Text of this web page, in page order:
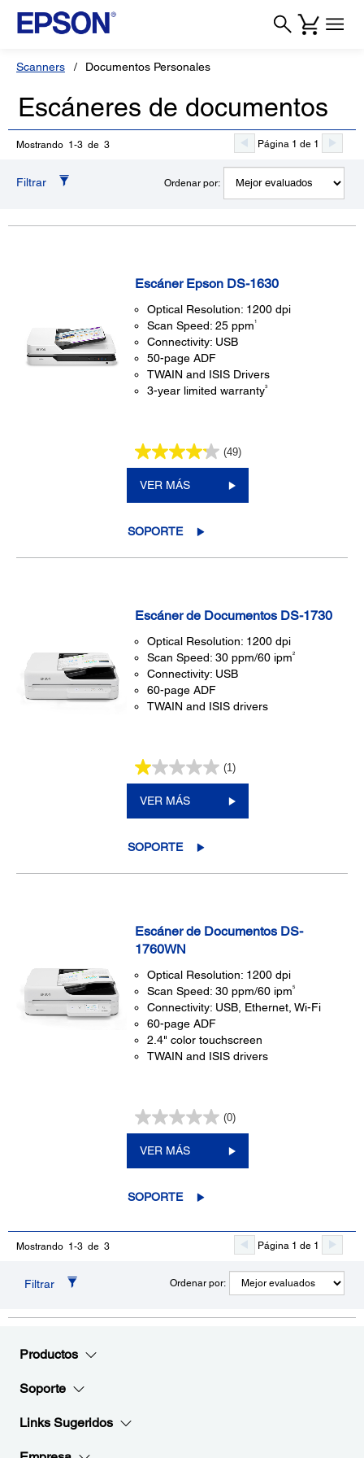
Scanners Documentos Personales
Escáneres de documentos
Mostrando 1-3 de 3 Página 1 de 1
Filtrar Ordenar por:
Escáner Epson DS-1630
Optical Resolution: 1200 dpi
Scan Speed: 25 ppm1
Connectivity: USB
50-page ADF
TWAIN and ISIS Drivers
3-year limited warranty3
(49)
VER MÁS
SOPORTE
Escáner de Documentos DS-1730
Optical Resolution: 1200 dpi
Scan Speed: 30 ppm/60 ipm2
Connectivity: USB
60-page ADF
TWAIN and ISIS drivers
(1)
VER MÁS
SOPORTE
Escáner de Documentos DS-
1760WN
Optical Resolution: 1200 dpi
Scan Speed: 30 ppm/60 ipm5
Connectivity: USB, Ethernet, Wi-Fi
60-page ADF
2.4" color touchscreen
TWAIN and ISIS drivers
(0)
VER MÁS
SOPORTE
Mostrando 1-3 de 3 Página 1 de 1
Filtrar Ordenar por:
Productos
Soporte
Links Sugeridos